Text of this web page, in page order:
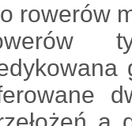
rowerów